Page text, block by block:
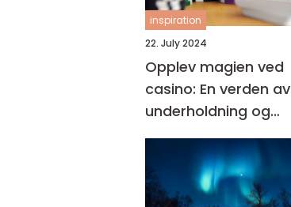
inspiration
22. July 2024
Opplev magien ved
casino: En verden av
underholdning og
muligheter